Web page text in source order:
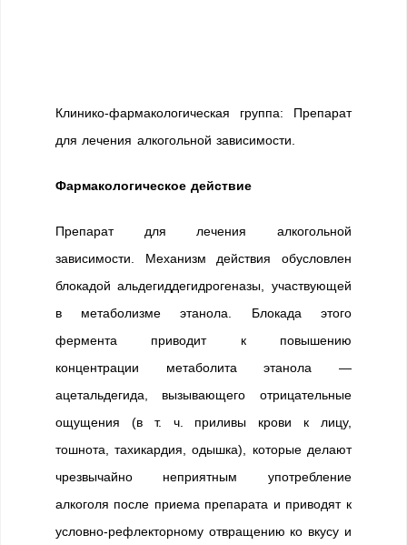
Клинико-фармакологическая группа: Препарат
для лечения алкогольной зависимости.
Фармакологическое действие
Препарат для лечения алкогольной
зависимости. Механизм действия обусловлен
блокадой альдегиддегидрогеназы, участвующей
в метаболизме этанола. Блокада этого
фермента приводит к повышению
концентрации метаболита этанола —
ацетальдегида, вызывающего отрицательные
ощущения (в т. ч. приливы крови к лицу,
тошнота, тахикардия, одышка), которые делают
чрезвычайно неприятным употребление
алкоголя после приема препарата и приводят к
условно-рефлекторному отвращению ко вкусу и